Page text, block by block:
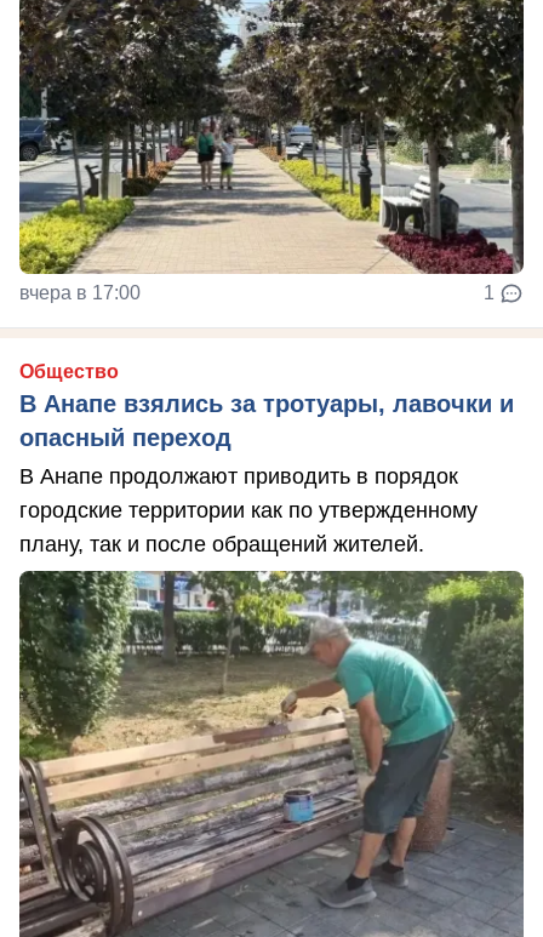
вчера в 17:00 1
Общество
В Анапе взялись за тротуары, лавочки и
опасный переход
В Анапе продолжают приводить в порядок
городские территории как по утвержденному
плану, так и после обращений жителей.